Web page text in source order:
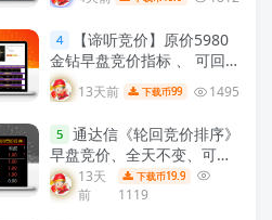
信主图，源码无加密》！
【实战指标系列】
4
【谛听竞价】原价5980
金钻早盘竞价指标 、 可回
测历史数据、信号全天不变
、手机电脑通用、 源码开
放、 可永久使用！
【金指标
系列】
13天前 下载币99 1495
5 通达信《轮回竞价排序》
早盘竞价、全天不变、可回
测历史！源码开放，永久使
用！【众筹指标系列】
13天
前
下载币19.9
1119